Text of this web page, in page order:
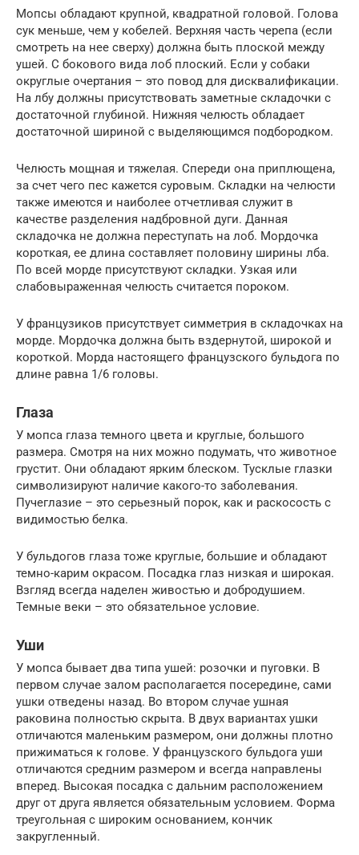
Мопсы обладают крупной, квадратной головой. Голова
сук меньше, чем у кобелей. Верхняя часть черепа (если
смотреть на нее сверху) должна быть плоской между
ушей. С бокового вида лоб плоский. Если у собаки
округлые очертания – это повод для дисквалификации.
На лбу должны присутствовать заметные складочки с
достаточной глубиной. Нижняя челюсть обладает
достаточной шириной с выделяющимся подбородком.
Челюсть мощная и тяжелая. Спереди она приплющена,
за счет чего пес кажется суровым. Складки на челюсти
также имеются и наиболее отчетливая служит в
качестве разделения надбровной дуги. Данная
складочка не должна переступать на лоб. Мордочка
короткая, ее длина составляет половину ширины лба.
По всей морде присутствуют складки. Узкая или
слабовыраженная челюсть считается пороком.
У французиков присутствует симметрия в складочках на
морде. Мордочка должна быть вздернутой, широкой и
короткой. Морда настоящего французского бульдога по
длине равна 1/6 головы.
Глаза
У мопса глаза темного цвета и круглые, большого
размера. Смотря на них можно подумать, что животное
грустит. Они обладают ярким блеском. Тусклые глазки
символизируют наличие какого-то заболевания.
Пучеглазие – это серьезный порок, как и раскосость с
видимостью белка.
У бульдогов глаза тоже круглые, большие и обладают
темно-карим окрасом. Посадка глаз низкая и широкая.
Взгляд всегда наделен живостью и добродушием.
Темные веки – это обязательное условие.
Уши
У мопса бывает два типа ушей: розочки и пуговки. В
первом случае залом располагается посередине, сами
ушки отведены назад. Во втором случае ушная
раковина полностью скрыта. В двух вариантах ушки
отличаются маленьким размером, они должны плотно
прижиматься к голове. У французского бульдога уши
отличаются средним размером и всегда направлены
вперед. Высокая посадка с дальним расположением
друг от друга является обязательным условием. Форма
треугольная с широким основанием, кончик
закругленный.